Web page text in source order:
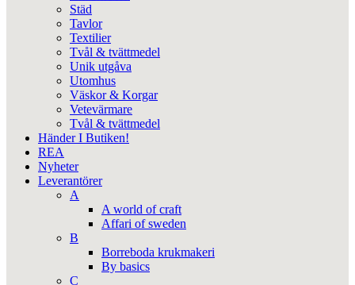
Städ
Tavlor
Textilier
Tvål & tvättmedel
Unik utgåva
Utomhus
Väskor & Korgar
Vetevärmare
Tvål & tvättmedel
Händer I Butiken!
REA
Nyheter
Leverantörer
A
A world of craft
Affari of sweden
B
Borreboda krukmakeri
By basics
C